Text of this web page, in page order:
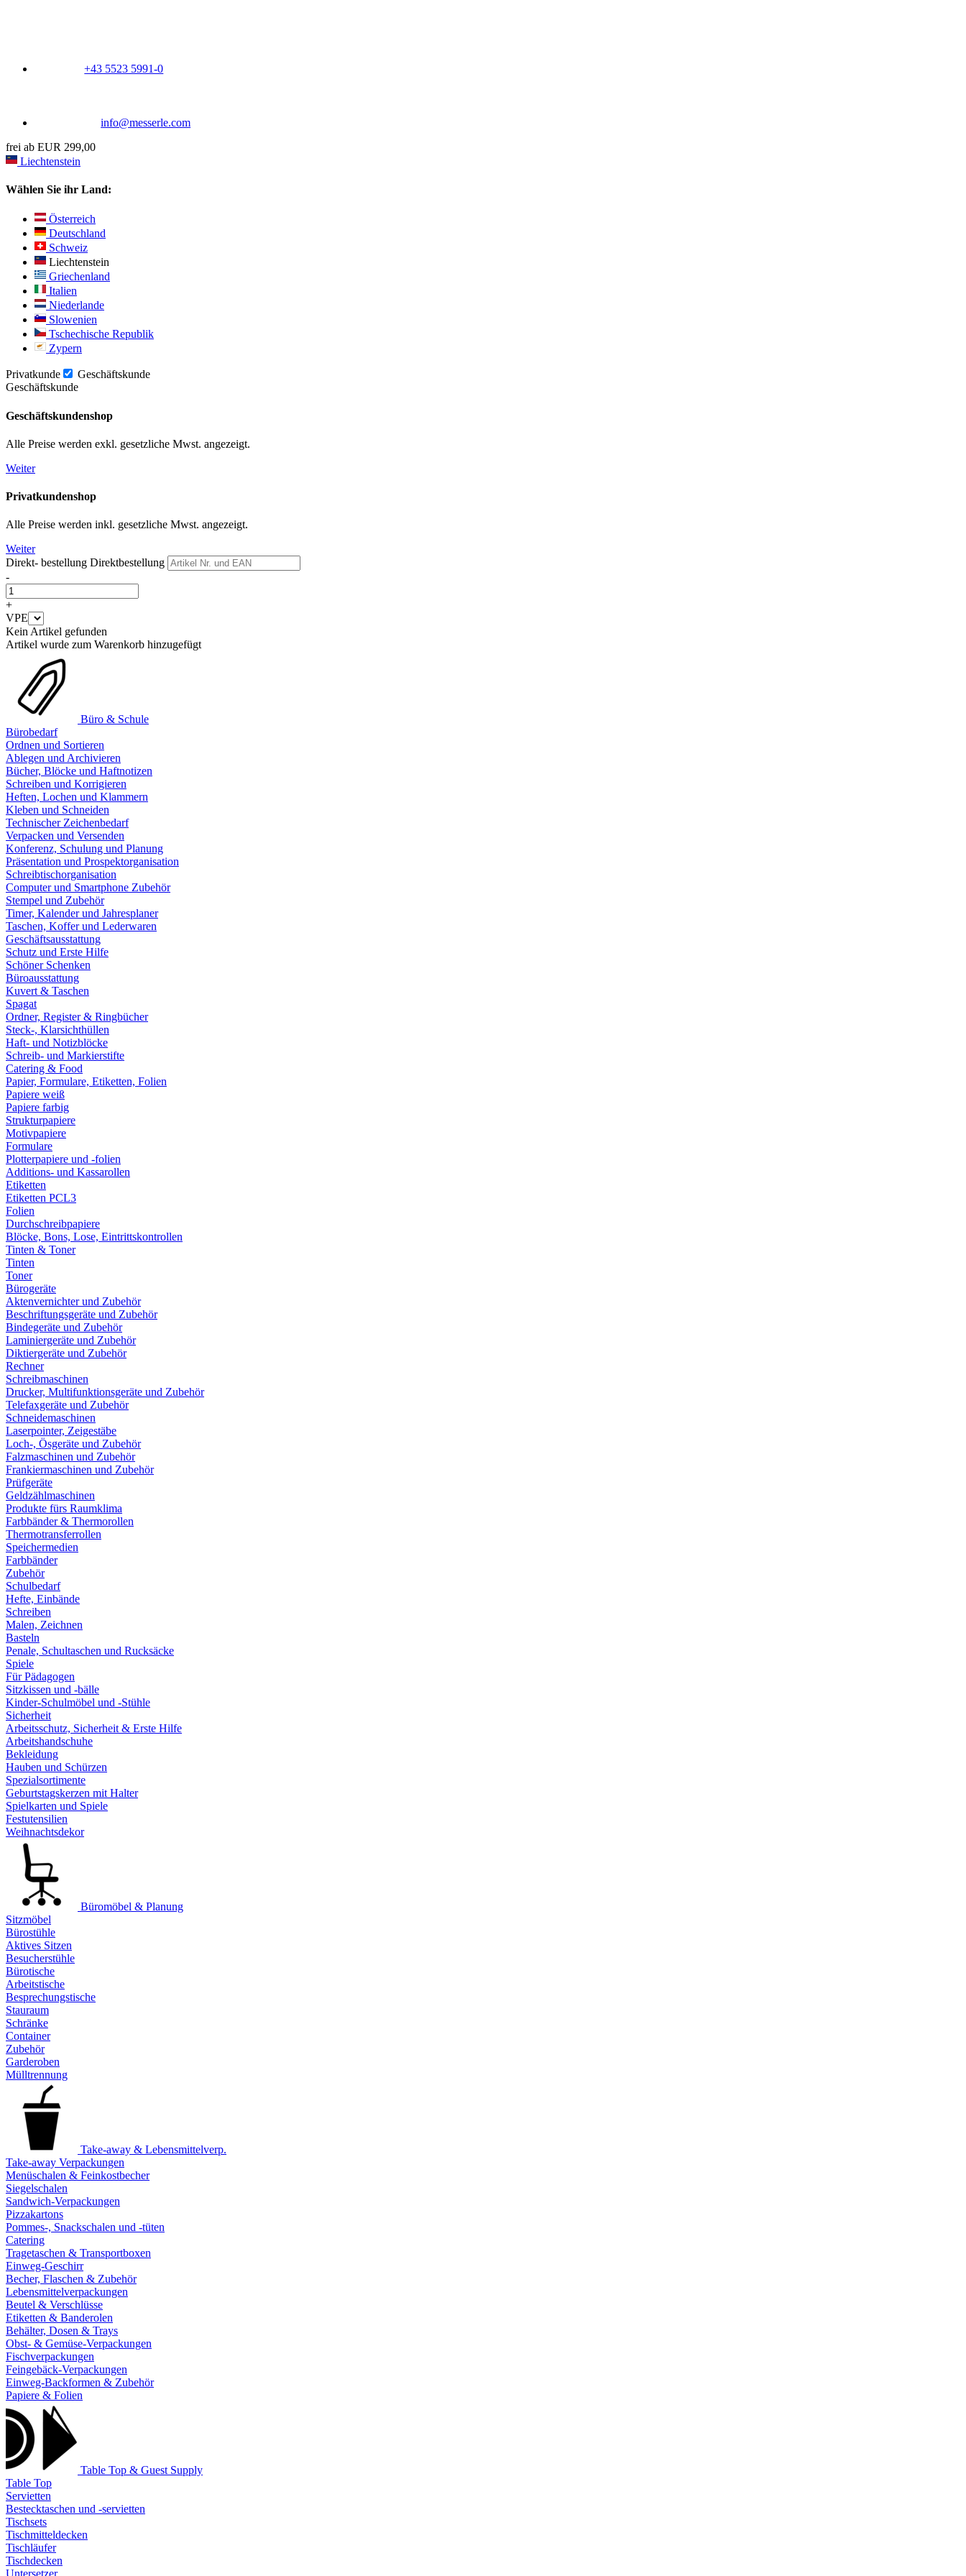
+43 5523 5991-0
info@messerle.com
frei ab EUR 299,00
Liechtenstein
Wählen Sie ihr Land:
Österreich
Deutschland
Schweiz
Liechtenstein
Griechenland
Italien
Niederlande
Slowenien
Tschechische Republik
Zypern
Privatkunde
Geschäftskunde
Geschäftskunde
Geschäftskundenshop
Alle Preise werden exkl. gesetzliche Mwst. angezeigt.
Weiter
Privatkundenshop
Alle Preise werden inkl. gesetzliche Mwst. angezeigt.
Weiter
Direkt- bestellung Direktbestellung
-
+
VPE
Kein Artikel gefunden
Artikel wurde zum Warenkorb hinzugefügt
Büro & Schule
Bürobedarf
Ordnen und Sortieren
Ablegen und Archivieren
Bücher, Blöcke und Haftnotizen
Schreiben und Korrigieren
Heften, Lochen und Klammern
Kleben und Schneiden
Technischer Zeichenbedarf
Verpacken und Versenden
Konferenz, Schulung und Planung
Präsentation und Prospektorganisation
Schreibtischorganisation
Computer und Smartphone Zubehör
Stempel und Zubehör
Timer, Kalender und Jahresplaner
Taschen, Koffer und Lederwaren
Geschäftsausstattung
Schutz und Erste Hilfe
Schöner Schenken
Büroausstattung
Kuvert & Taschen
Spagat
Ordner, Register & Ringbücher
Steck-, Klarsichthüllen
Haft- und Notizblöcke
Schreib- und Markierstifte
Catering & Food
Papier, Formulare, Etiketten, Folien
Papiere weiß
Papiere farbig
Strukturpapiere
Motivpapiere
Formulare
Plotterpapiere und -folien
Additions- und Kassarollen
Etiketten
Etiketten PCL3
Folien
Durchschreibpapiere
Blöcke, Bons, Lose, Eintrittskontrollen
Tinten & Toner
Tinten
Toner
Bürogeräte
Aktenvernichter und Zubehör
Beschriftungsgeräte und Zubehör
Bindegeräte und Zubehör
Laminiergeräte und Zubehör
Diktiergeräte und Zubehör
Rechner
Schreibmaschinen
Drucker, Multifunktionsgeräte und Zubehör
Telefaxgeräte und Zubehör
Schneidemaschinen
Laserpointer, Zeigestäbe
Loch-, Ösgeräte und Zubehör
Falzmaschinen und Zubehör
Frankiermaschinen und Zubehör
Prüfgeräte
Geldzählmaschinen
Produkte fürs Raumklima
Farbbänder & Thermorollen
Thermotransferrollen
Speichermedien
Farbbänder
Zubehör
Schulbedarf
Hefte, Einbände
Schreiben
Malen, Zeichnen
Basteln
Penale, Schultaschen und Rucksäcke
Spiele
Für Pädagogen
Sitzkissen und -bälle
Kinder-Schulmöbel und -Stühle
Sicherheit
Arbeitsschutz, Sicherheit & Erste Hilfe
Arbeitshandschuhe
Bekleidung
Hauben und Schürzen
Spezialsortimente
Geburtstagskerzen mit Halter
Spielkarten und Spiele
Festutensilien
Weihnachtsdekor
Büromöbel & Planung
Sitzmöbel
Bürostühle
Aktives Sitzen
Besucherstühle
Bürotische
Arbeitstische
Besprechungstische
Stauraum
Schränke
Container
Zubehör
Garderoben
Mülltrennung
Take-away & Lebensmittelverp.
Take-away Verpackungen
Menüschalen & Feinkostbecher
Siegelschalen
Sandwich-Verpackungen
Pizzakartons
Pommes-, Snackschalen und -tüten
Catering
Tragetaschen & Transportboxen
Einweg-Geschirr
Becher, Flaschen & Zubehör
Lebensmittelverpackungen
Beutel & Verschlüsse
Etiketten & Banderolen
Behälter, Dosen & Trays
Obst- & Gemüse-Verpackungen
Fischverpackungen
Feingebäck-Verpackungen
Einweg-Backformen & Zubehör
Papiere & Folien
Table Top & Guest Supply
Table Top
Servietten
Bestecktaschen und -servietten
Tischsets
Tischmitteldecken
Tischläufer
Tischdecken